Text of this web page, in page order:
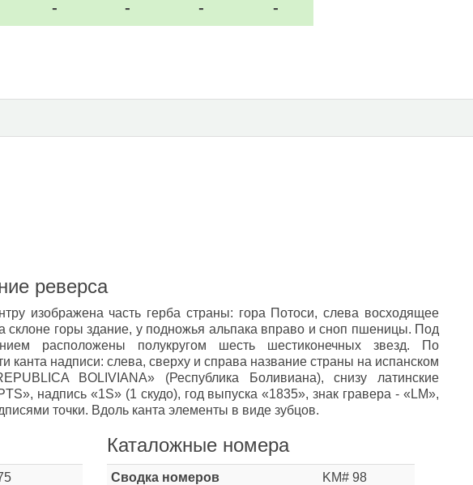
- - - -
реверса
изображена часть герба страны: гора Потоси, слева восходящее
склоне горы здание, у подножья альпака вправо и сноп пшеницы. Под
расположены полукругом шесть шестиконечных звезд. По
канта надписи: слева, сверху и справа название страны на испанском
BOLIVIANA» (Республика Боливиана), снизу латинские
надпись «1S» (1 скудо), год выпуска «1835», знак гравера - «LM»,
точки. Вдоль канта элементы в виде зубцов.
Каталожные номера
Сводка номеров KM# 98